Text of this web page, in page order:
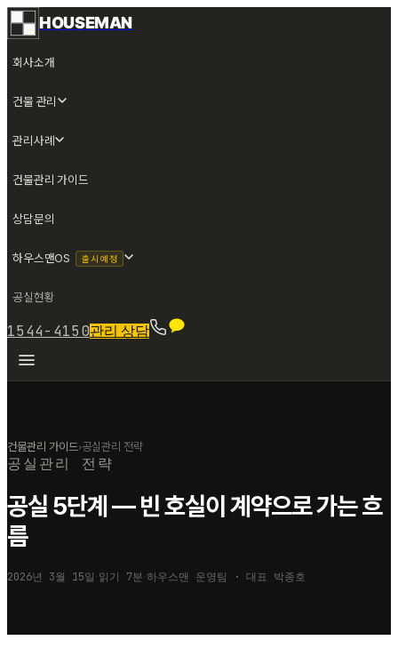
HOUSEMAN
회사소개
건물 관리
관리사례
건물관리 가이드
상담문의
하우스맨OS 출시 예정
공실현황
1544-4150관리 상담
건물관리 가이드›공실관리 전략
공실관리 전략
공실 5단계 — 빈 호실이 계약으로 가는 흐
름
2026년 3월 15일 읽기 7분 하우스맨 운영팀 · 대표 박종호